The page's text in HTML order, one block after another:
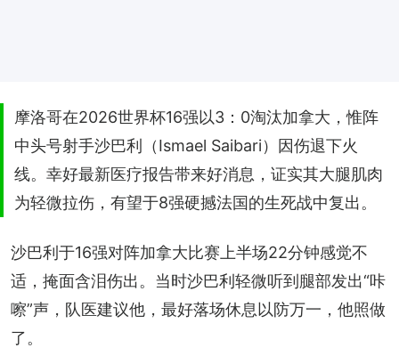
摩洛哥在2026世界杯16强以3：0淘汰加拿大，惟阵
中头号射手沙巴利（Ismael Saibari）因伤退下火
线。幸好最新医疗报告带来好消息，证实其大腿肌肉
为轻微拉伤，有望于8强硬撼法国的生死战中复出。
沙巴利于16强对阵加拿大比赛上半场22分钟感觉不
适，掩面含泪伤出。当时沙巴利轻微听到腿部发出“咔
嚓”声，队医建议他，最好落场休息以防万一，他照做
了。